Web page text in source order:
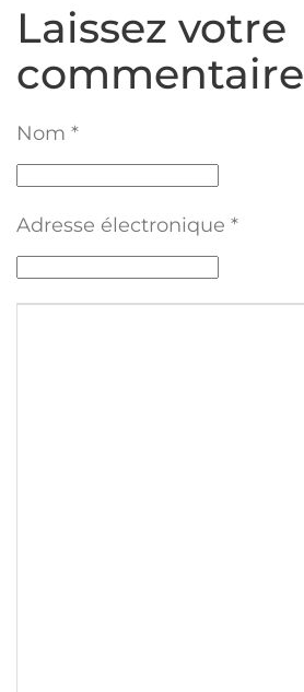
Laissez votre
commentaire
Nom *
Adresse électronique *